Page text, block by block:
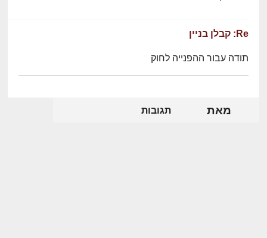
Re: קבלן בניין
תודה עבור ההפנייה לחוק
מאת תגובות